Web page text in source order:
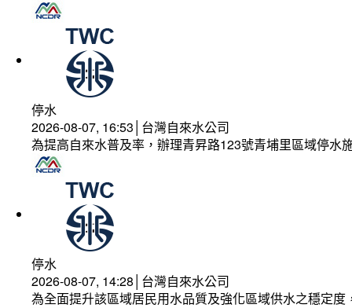
停水
2026-08-07, 16:53│台灣自來水公司
為提高自來水普及率，辦理青昇路123號青埔里區域停水
停水
2026-08-07, 14:28│台灣自來水公司
為全面提升該區域居民用水品質及強化區域供水之穩定